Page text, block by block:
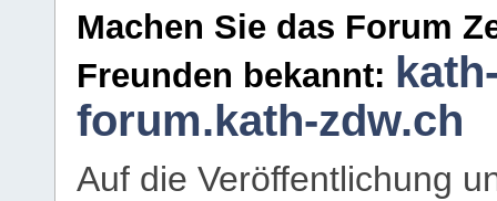
Machen Sie das Forum
Freunden bekannt:
forum.kath-zdw.ch
Auf die Veröffentlichung